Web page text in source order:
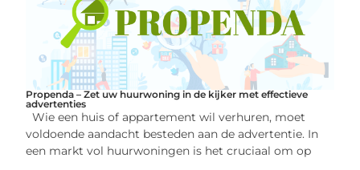
Propenda – Zet uw huurwoning in de kijker met effectieve
advertenties
Wie een huis of appartement wil verhuren, moet
voldoende aandacht besteden aan de advertentie. In
een markt vol huurwoningen is het cruciaal om op